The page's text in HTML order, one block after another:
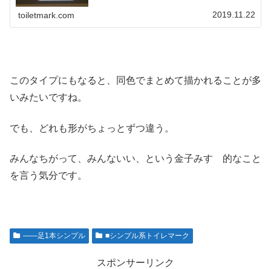
toiletmark.com 2019.11.22
このタイプにもなると、同色でまとめて描かれることが多
いみたいですね。
でも、どれも形がちょっとずつ違う。
みんなちがって、みんないい、という金子みすゞ的なこと
を言う気分です。
――足1本シンプル ■シンプル系トイレマーク
スポンサーリンク